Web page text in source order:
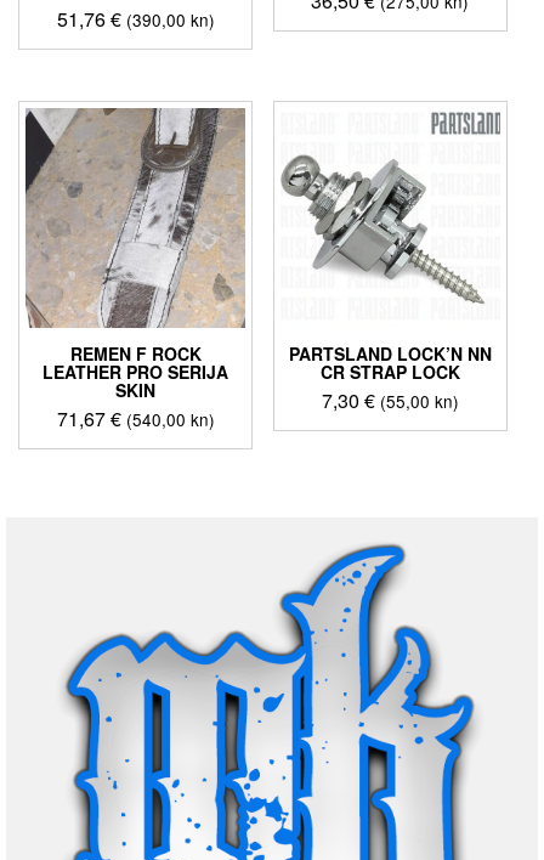
51,76€ (390,00 kn)
REMEN F ROCK
LEATHER PRO SERIJA
SKIN
71,67€ (540,00 kn)
PARTSLAND LOCK’N NN
CR STRAP LOCK
7,30 € (55,00 kn)